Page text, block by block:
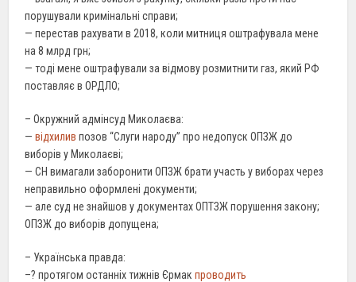
порушували кримінальні справи;
— перестав рахувати в 2018, коли митниця оштрафувала мене
на 8 млрд грн;
— тоді мене оштрафували за відмову розмитнити газ, який РФ
поставляє в ОРДЛО;
– Окружний адмінсуд Миколаєва:
—відхилив позов “Слуги народу” про недопуск ОПЗЖ до
виборів у Миколаєві;
— СН вимагали заборонити ОПЗЖ брати участь у виборах через
неправильно оформлені документи;
— але суд не знайшов у документах ОПТЗЖ порушення закону;
ОПЗЖ до виборів допущена;
– Українська правда:
–? протягом останніх тижнів Єрмакпроводить